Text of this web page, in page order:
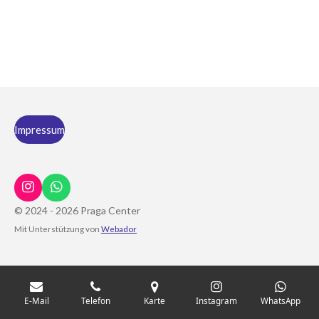
Impressum
I
n
s
t
r
a
m
W
h
a
t
p
© 2024 - 2026 Praga Center
Mit Unterstützung von Webador
E-Mail Telefon Karte Instagram WhatsApp